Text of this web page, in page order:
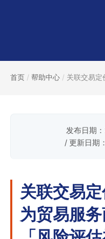
首页 / 帮助中心 / 关联交易定
发布日期
/ 更新日期
关联交易
为贸易服